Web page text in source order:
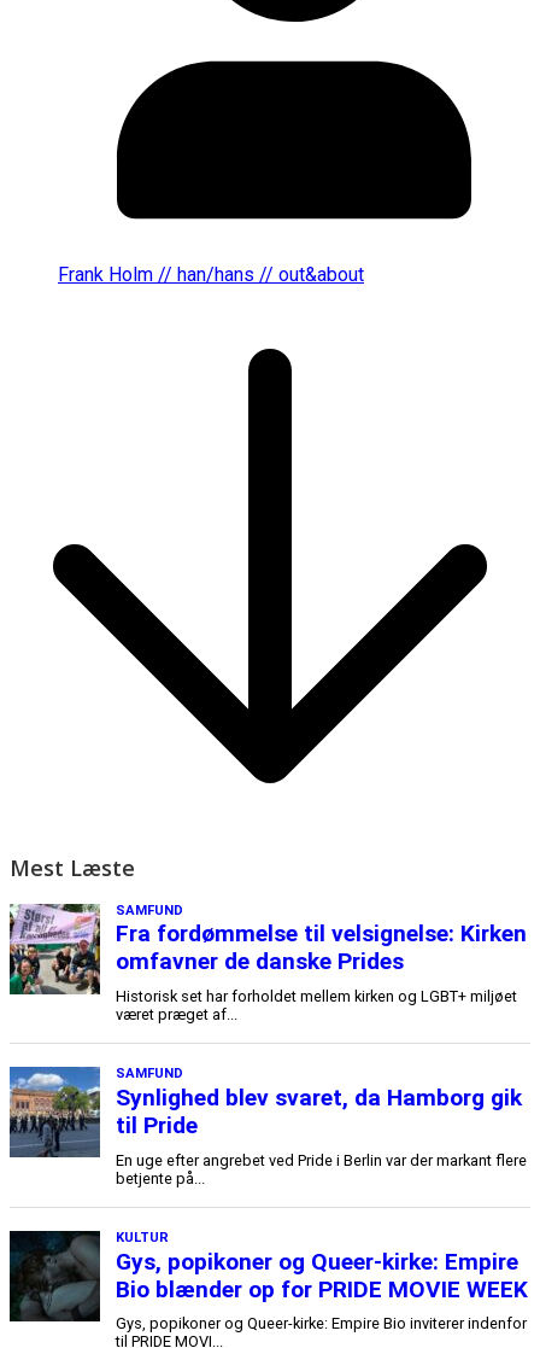
Frank Holm // han/hans // out&about
Mest Læste